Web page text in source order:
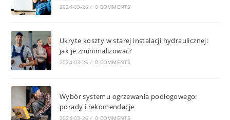
2024-03-26 / 0 COMMENTS
Ukryte koszty w starej instalacji hydraulicznej:
jak je zminimalizować?
2024-03-26 / 0 COMMENTS
Wybór systemu ogrzewania podłogowego:
porady i rekomendacje
2024-03-26 / 0 COMMENTS